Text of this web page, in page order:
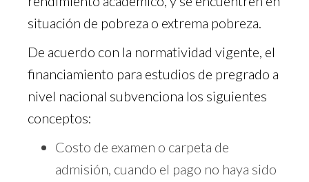
situación de pobreza o extrema pobreza.
De acuerdo con la normatividad vigente, el
financiamiento para estudios de pregrado a
nivel nacional subvenciona los siguientes
conceptos:
Costo de examen o carpeta de
admisión, cuando el pago no haya sido